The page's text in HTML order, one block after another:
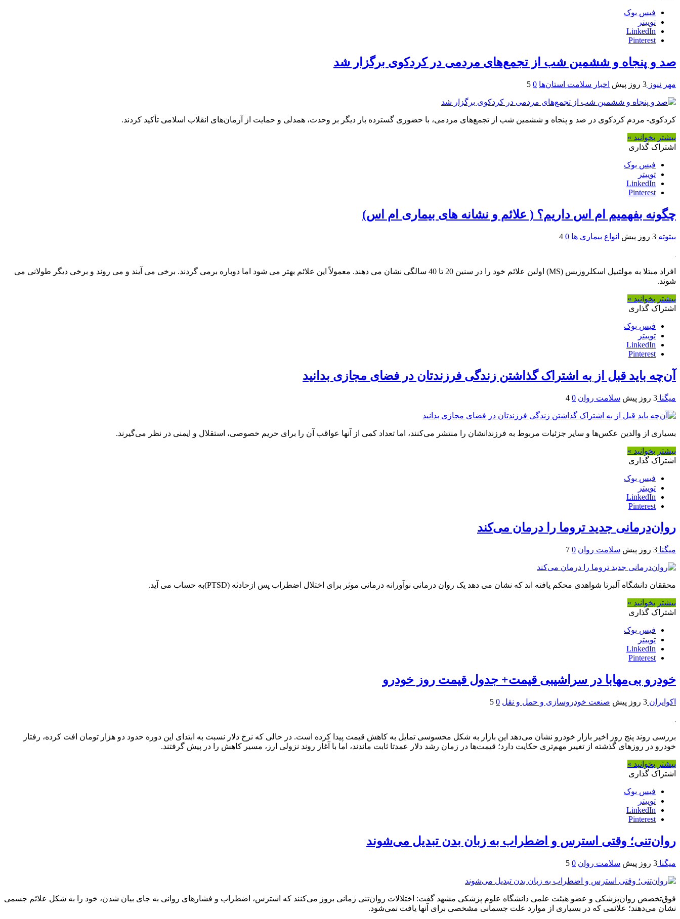
فیس بوک
توییتر
LinkedIn
Pinterest
صد و پنجاه‌ و ششمین شب از تجمع‌های مردمی در کردکوی برگزار شد
مهر نیوز 3 روز پیش اخبار سلامت استان‌ها 0
5
کردکوی- مردم کردکوی در صد و پنجاه‌ و ششمین شب از تجمع‌های مردمی، با حضوری گسترده بار دیگر بر وحدت، همدلی و حمایت از آرمان‌های انقلاب اسلامی تأکید کردند.
بیشتر بخوانید »
اشتراک گذاری
فیس بوک
توییتر
LinkedIn
Pinterest
چگونه بفهمیم ام اس داریم؟ ( علائم و نشانه های بیماری ام اس)
بیتوته 3 روز پیش انواع بیماری ها 0
4
افراد مبتلا به مولتیپل اسکلروزیس (MS) اولین علائم خود را در سنین 20 تا 40 سالگی نشان می دهند. معمولاً این علائم بهتر می شود اما دوباره برمی گردند. برخی می آیند و می روند و برخی دیگر طولانی می
شوند.
بیشتر بخوانید »
اشتراک گذاری
فیس بوک
توییتر
LinkedIn
Pinterest
آن‌چه باید قبل از به اشتراک گذاشتن زندگی فرزندتان در فضای مجازی بدانید
میگنا 3 روز پیش سلامت روان 0
4
بسیاری از والدین عکس‌ها و سایر جزئیات مربوط به فرزندانشان را منتشر می‌کنند، اما تعداد کمی از آنها عواقب آن را برای حریم خصوصی، استقلال و ایمنی در نظر می‌گیرند.
بیشتر بخوانید »
اشتراک گذاری
فیس بوک
توییتر
LinkedIn
Pinterest
روان‌درمانی جدید تروما را درمان می‌کند
میگنا 3 روز پیش سلامت روان 0
7
محققان دانشگاه آلبرتا شواهدی محکم یافته اند که نشان می دهد یک روان درمانی نوآورانه درمانی موثر برای اختلال اضطراب پس ازحادثه (PTSD)به حساب می آید.
بیشتر بخوانید »
اشتراک گذاری
فیس بوک
توییتر
LinkedIn
Pinterest
خودرو بی‌مهابا در سراشیبی قیمت+ جدول قیمت روز خودرو
اکوایران 3 روز پیش صنعت خودروسازی و حمل و نقل 0
5
بررسی روند پنج روز اخیر بازار خودرو نشان می‌دهد این بازار به شکل محسوسی تمایل به کاهش قیمت پیدا کرده است. در حالی که نرخ دلار نسبت به ابتدای این دوره حدود دو هزار تومان افت کرده، رفتار
خودرو در روزهای گذشته از تغییر مهم‌تری حکایت دارد؛ قیمت‌ها در زمان رشد دلار عمدتا ثابت ماندند، اما با آغاز روند نزولی ارز، مسیر کاهش را در پیش گرفتند.
بیشتر بخوانید »
اشتراک گذاری
فیس بوک
توییتر
LinkedIn
Pinterest
روان‌تنی؛ وقتی استرس و اضطراب به زبان بدن تبدیل می‌شوند
میگنا 3 روز پیش سلامت روان 0
5
فوق‌تخصص روان‌پزشکی و عضو هیئت علمی دانشگاه علوم پزشکی مشهد گفت: اختلالات روان‌تنی زمانی بروز می‌کنند که استرس، اضطراب و فشار‌های روانی به جای بیان شدن، خود را به شکل علائم جسمی
نشان می‌دهند؛ علائمی که در بسیاری از موارد علت جسمانی مشخصی برای آنها یافت نمی‌شود.